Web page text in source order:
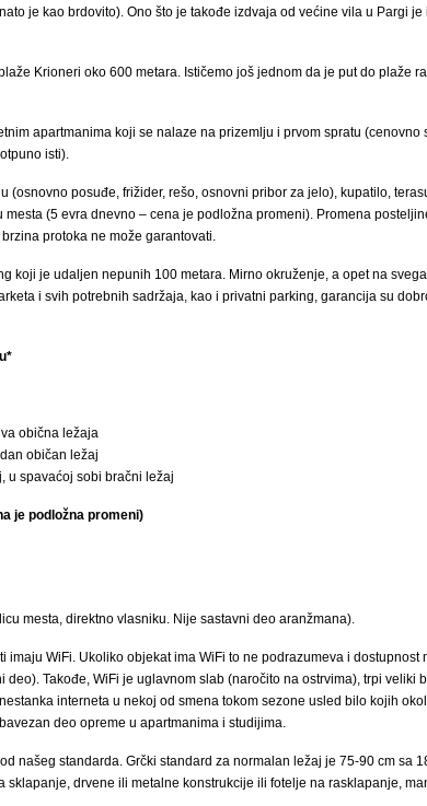
je kao brdovito). Ono što je takođe izdvaja od većine vila u Pargi
Krioneri oko 600 metara. Ističemo još jednom da je put do plaže
apartmanima koji se nalaze na prizemlju i prvom spratu (cenovno
isti).
posuđe, frižider, rešo, osnovni pribor za jelo), kupatilo,
(5 evra dnevno – cena je podložna promeni). Promena
protoka ne može garantovati.
koji je udaljen nepunih 100 metara. Mirno okruženje, a opet na
i svih potrebnih sadržaja, kao i privatni parking, garancija su
obična ležaja
običan ležaj
u spavaćoj sobi bračni ležaj
je podložna promeni)
mesta, direktno vlasniku. Nije sastavni deo aranžmana).
WiFi. Ukoliko objekat ima WiFi to ne podrazumeva i dostupnost
Takođe, WiFi je uglavnom slab (naročito na ostrvima), trpi veliki
interneta u nekoj od smena tokom sezone usled bilo kojih
deo opreme u apartmanima i studijima.
našeg standarda. Grčki standard za normalan ležaj je 75-90 cm sa
sklapanje, drvene ili metalne konstrukcije ili fotelje na rasklapanje,